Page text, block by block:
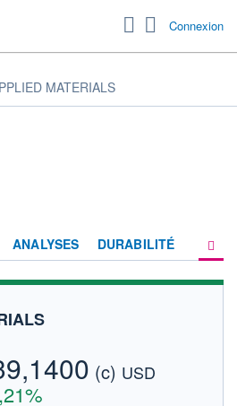
Connexion
MATERIALS
ANALYSES DURABILITÉ
PRODUITS DE BOURSE
FORUM
(c) USD